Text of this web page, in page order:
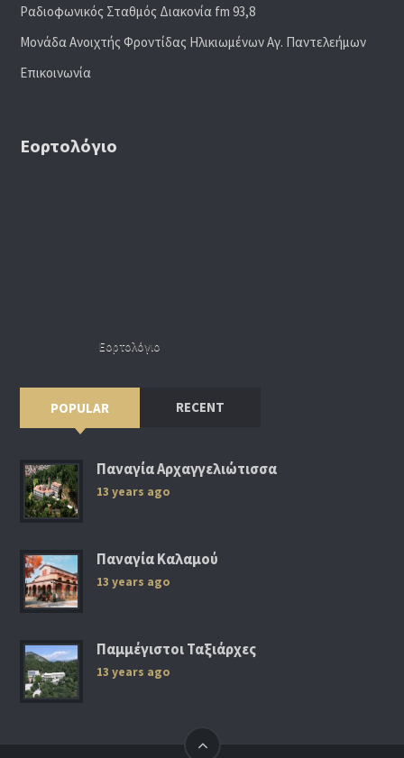
Ραδιoφωνικός Σταθμός Διακονία fm 93,8
Μονάδα Ανοιχτής Φροντίδας Ηλικιωμένων Αγ. Παντελεήμων
Επικοινωνία
Εορτολόγιο
Εορτολόγιο
POPULAR RECENT
Παναγία Αρχαγγελιώτισσα
13 years ago
Παναγία Καλαμού
13 years ago
Παμμέγιστοι Ταξιάρχες
13 years ago